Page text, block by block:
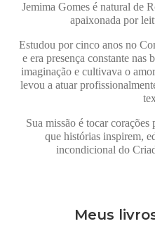
Jemima Gomesé natural de
apaixonada por
Estudou por cinco anos no
e era presença constante nas
imaginação e cultivava o
levou a atuar
Sua missão é tocar
que histórias inspirem,
incondicional do
Meus